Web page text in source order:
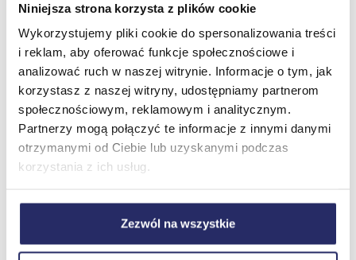
Niniejsza strona korzysta z plików cookie
Wykorzystujemy pliki cookie do spersonalizowania treści
i reklam, aby oferować funkcje społecznościowe i
analizować ruch w naszej witrynie. Informacje o tym, jak
korzystasz z naszej witryny, udostępniamy partnerom
społecznościowym, reklamowym i analitycznym.
Partnerzy mogą połączyć te informacje z innymi danymi
otrzymanymi od Ciebie lub uzyskanymi podczas
korzystania z ich usług.
Zezwól na wszystkie
Moduł 4: Wdrażanie i zarządzanie
witrynami AD DS oraz replikacją
Ten moduł opisuje planowanie i wdrażanie
wdrożenia AD DS obejmującego wiele lokalizacji.
Moduł wyjaśnia, jak działa replikacja w środowisku
Windows Server AD DS.
Zajęcia
Konfigurowanie witryn AD DS
Konfigurowanie i monitorowanie replikacji
oceny
Przejdź do szkolenia
Dynamics 365 Sales